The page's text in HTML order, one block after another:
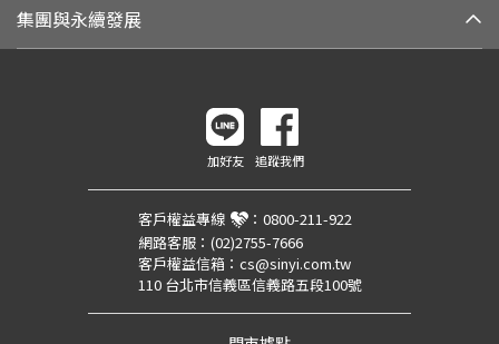
集團與永續發展
加好友 追蹤我們
客戶權益專線 ： 0800-211-922
網路客服： (02)2755-7666
客戶權益信箱： cs@sinyi.com.tw
110 台北市信義區信義路五段100號